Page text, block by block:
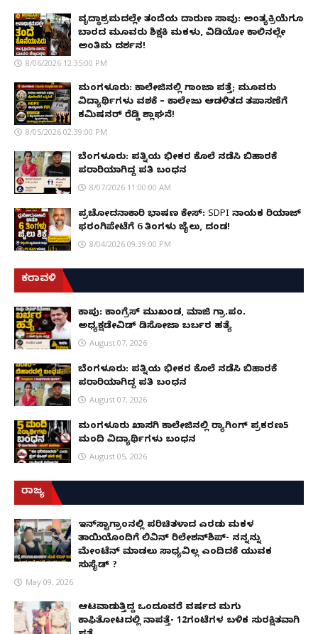
ವೃದ್ಧಾಶ್ರಮದಲ್ಲೇ ತಂದೆಯ ದಾರುಣ ಸಾವು: ಅಂತ್ಯಕ್ರಿಯೆಗೂ
ಬಾರದ ಮೂವರು ಶಿಕ್ಷಕಿ ಮಕಳು, ವಿಡಿಯೋ ಕಾಲಿನಲ್ಲೇ
ಅಂತಿಮ ದರ್ಶನ!
8/06/2026 12:35:00 PM
ಮಂಗಳೂರು: ಕಾಲೇಜಿನಲ್ಲಿ ಗಾಂಜಾ ಪತ್ತೆ; ಮೂವರು
ವಿದ್ಯಾರ್ಥಿಗಳು ವಶಕ್ಕೆ – ಕಾಲೇಜು ಆಡಳಿತದ ತಪಾಸಣೆಗೆ
ಕಮಿಷನರ್ ರೆಡ್ಡಿ ಶ್ಲಾಘನೆ!
8/05/2026 02:39:00 PM
ಬೆಂಗಳೂರು: ಪತ್ನಿಯ ಭೀಕರ ಕೊಲೆ ನಡೆಸಿ ಬಿಹಾರಕ್ಕೆ
ಪರಾರಿಯಾಗಿದ್ದ ಪತಿ ಬಂಧನ
8/07/2026 11:00:00 AM
ಪ್ರಚೋದನಾಕಾರಿ ಭಾಷಣ ಕೇಸ್: SDPI ನಾಯಕ ರಿಯಾಜ್
ಫರಂಗಿಪೇಟೆಗೆ 6 ತಿಂಗಳು ಜೈಲು, ದಂಡ!
8/04/2026 09:39:00 PM
ಕರಾವಳಿ
ಕಾಪು: ಕಾಂಗ್ರೆಸ್ ಮುಖಂಡ, ಮಾಜಿ ಗ್ರಾ.ಪಂ.
ಅಧ್ಯಕ್ಷಡೇವಿಡ್ ಡಿಸೋಜಾ ಬರ್ಬರ ಹತ್ಯೆ
August 07, 2026
ಬೆಂಗಳೂರು: ಪತ್ನಿಯ ಭೀಕರ ಕೊಲೆ ನಡೆಸಿ ಬಿಹಾರಕ್ಕೆ
ಪರಾರಿಯಾಗಿದ್ದ ಪತಿ ಬಂಧನ
August 07, 2026
ಮಂಗಳೂರು ಖಾಸಗಿ ಕಾಲೇಜಿನಲ್ಲಿ ರ‌್ಯಾಗಿಂಗ್ ಪ್ರಕರಣ5
ಮಂದಿ ವಿದ್ಯಾರ್ಥಿಗಳು ಬಂಧನ
August 05, 2026
ರಾಜ್ಯ
ಇನ್​ಸ್ಟಾಗ್ರಾಂನಲ್ಲಿ ಪರಿಚಿತಳಾದ ಎರಡು ಮಕ್ಕಳ
ತಾಯಿಯೊಂದಿಗೆ ಲಿವಿನ್ ರಿಲೇಶನ್​ಶಿಪ್- ನನ್ನನ್ನು
ಮೇಂಟೆನ್ ಮಾಡಲು ಸಾಧ್ಯವಿಲ್ಲ ಎಂದಿದಕ್ಕೆ ಯುವಕ
ಸುಸೈಡ್ ?
May 09, 2026
ಆಟವಾಡುತ್ತಿದ್ದ ಒಂದೂವರೆ ವರ್ಷದ ಮಗು
ಕಾಫಿತೋಟದಲ್ಲಿ ನಾಪತ್ತೆ- 12ಗಂಟೆಗಳ ಬಳಿಕ ಸುರಕ್ಷಿತವಾಗಿ